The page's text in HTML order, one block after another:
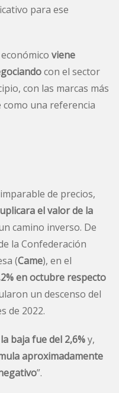
para ese
viene
con el sector
con las marcas más
una referencia
de precios,
el valor de la
camino inverso. De
la Confederación
(Came), en el
en octubre respecto
un descenso del
de 2022.
baja fue del 2,6%y,
aproximadamente
”.